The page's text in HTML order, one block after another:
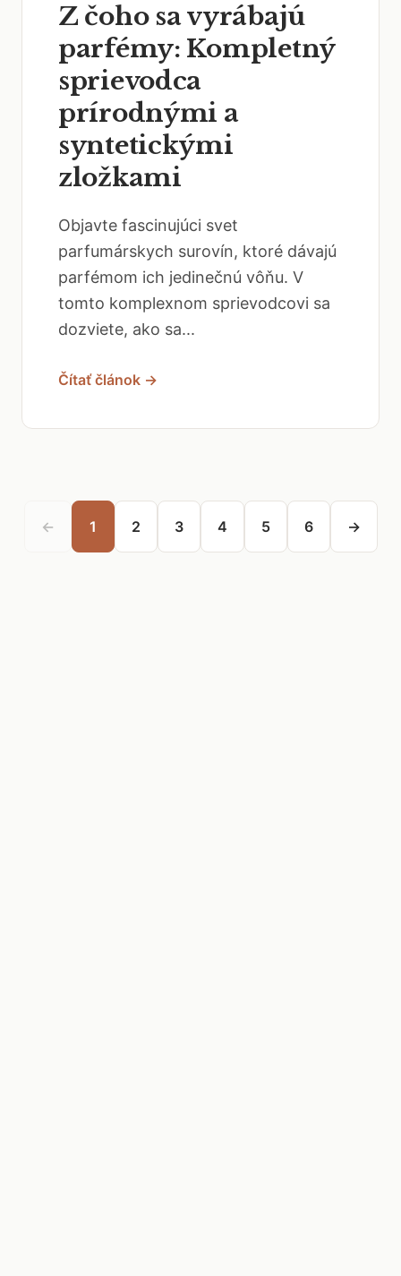
Z čoho sa vyrábajú
parfémy: Kompletný
sprievodca
prírodnými a
syntetickými
zložkami
Objavte fascinujúci svet
parfumárskych surovín, ktoré dávajú
parfémom ich jedinečnú vôňu. V
tomto komplexnom sprievodcovi sa
dozviete, ako sa...
Čítať článok →
← 1 2 3 4 5 6 →